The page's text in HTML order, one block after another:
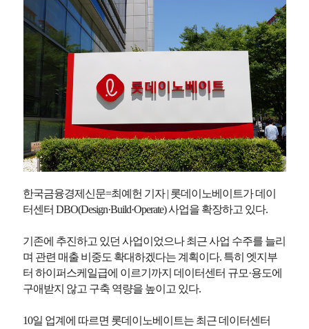
한국금융경제신문=최예헌 기자 | 롯데이노베이트가 데이
터센터 DBO(Design·Build·Operate) 사업을 확장하고 있다.
기존에 추진하고 있던 사업이었으나 최근 사업 수주를 늘리
며 관련 매출 비중도 확대하겠다는 계획이다. 특히 엣지부
터 하이퍼스케일급에 이르기까지 데이터센터 규모·용도에
구애받지 않고 구축 역량을 높이고 있다.
10일 업계에 따르면 롯데이노베이트는 최근 데이터센터